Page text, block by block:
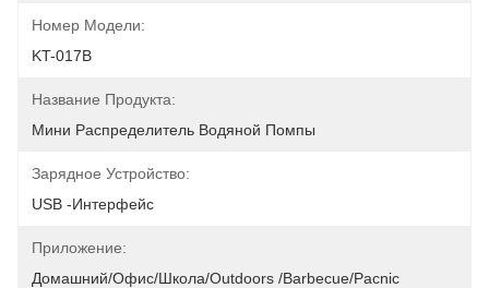
Номер Модели:
KT-017B
Название Продукта:
Мини Распределитель Водяной Помпы
Зарядное Устройство:
USB -интерфейс
Приложение:
Домашний/офис/школа/outdoors /barbecue/pacnic